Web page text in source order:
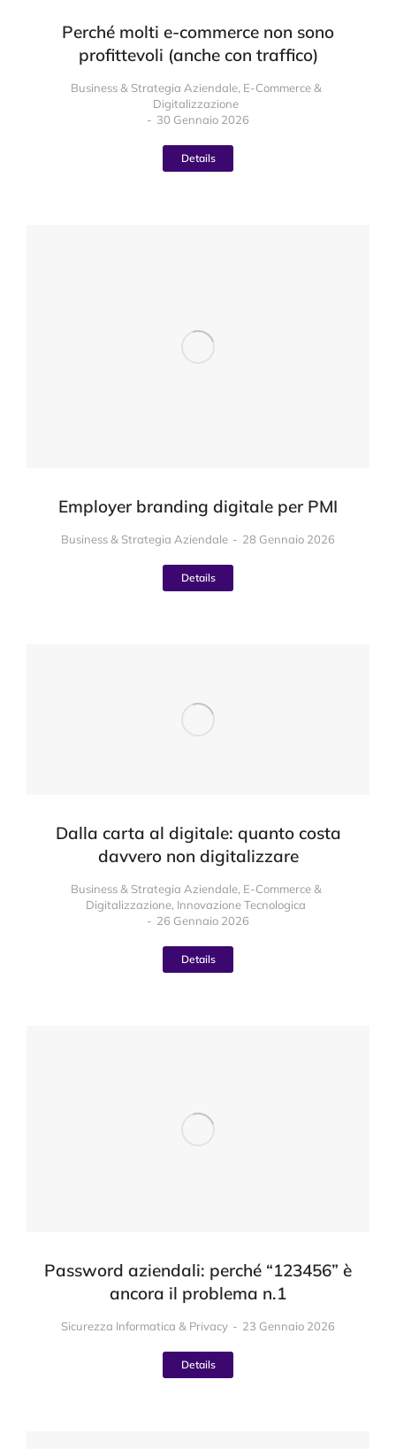
Perché molti e-commerce non sono
profittevoli (anche con traffico)
Business & Strategia Aziendale, E-Commerce &
Digitalizzazione
30 Gennaio 2026
Details
Employer branding digitale per PMI
Business & Strategia Aziendale 28 Gennaio 2026
Details
Dalla carta al digitale: quanto costa
davvero non digitalizzare
Business & Strategia Aziendale, E-Commerce &
Digitalizzazione, Innovazione Tecnologica
26 Gennaio 2026
Details
Password aziendali: perché “123456” è
ancora il problema n.1
Sicurezza Informatica & Privacy 23 Gennaio 2026
Details